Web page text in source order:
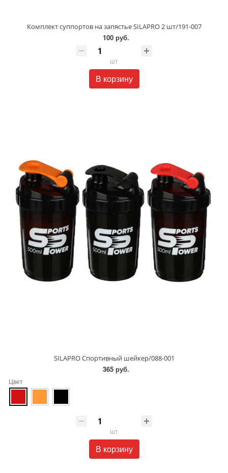
Комплект суппортов на запястье SILAPRO 2 шт/191-007
100 руб.
шт
В корзину
SILAPRO Спортивный шейкер/088-001
365 руб.
Цвет
шт
В корзину